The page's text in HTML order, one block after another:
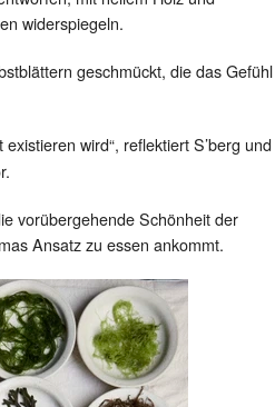
widerspiegeln.
geschmückt, die das Gefühl
wird“, reflektiert S’berg und
vorübergehende Schönheit der
Ansatz zu essen ankommt.